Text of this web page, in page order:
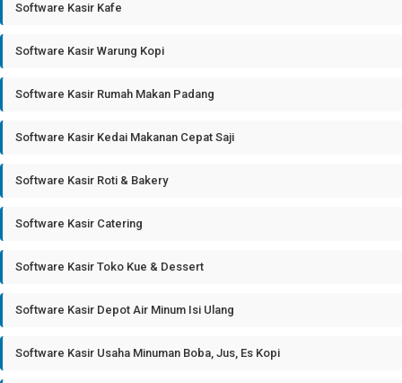
Software Kasir Kafe
Software Kasir Warung Kopi
Software Kasir Rumah Makan Padang
Software Kasir Kedai Makanan Cepat Saji
Software Kasir Roti & Bakery
Software Kasir Catering
Software Kasir Toko Kue & Dessert
Software Kasir Depot Air Minum Isi Ulang
Software Kasir Usaha Minuman Boba, Jus, Es Kopi